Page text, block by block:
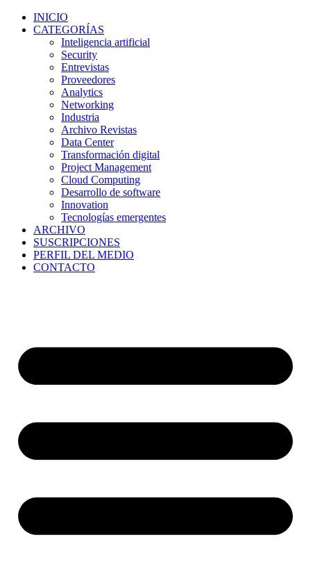
INICIO
CATEGORÍAS
Inteligencia artificial
Security
Entrevistas
Proveedores
Analytics
Networking
Industria
Archivo Revistas
Data Center
Transformación digital
Project Management
Cloud Computing
Desarrollo de software
Innovation
Tecnologías emergentes
ARCHIVO
SUSCRIPCIONES
PERFIL DEL MEDIO
CONTACTO